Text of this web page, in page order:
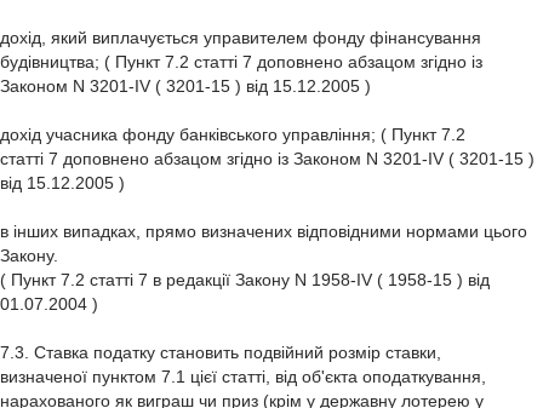
дохід, який виплачується управителем фонду фінансування
будівництва; ( Пункт 7.2 статті 7 доповнено абзацом згідно із
Законом N 3201-IV ( 3201-15 ) від 15.12.2005 )
дохід учасника фонду банківського управління; ( Пункт 7.2
статті 7 доповнено абзацом згідно із Законом N 3201-IV ( 3201-15 )
від 15.12.2005 )
в інших випадках, прямо визначених відповідними нормами цього
Закону.
( Пункт 7.2 статті 7 в редакції Закону N 1958-IV ( 1958-15 ) від
01.07.2004 )
7.3. Ставка податку становить подвійний розмір ставки,
визначеної пунктом 7.1 цієї статті, від об'єкта оподаткування,
нарахованого як виграш чи приз (крім у державну лотерею у